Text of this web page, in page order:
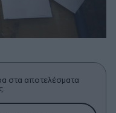
στα αποτελέσματα